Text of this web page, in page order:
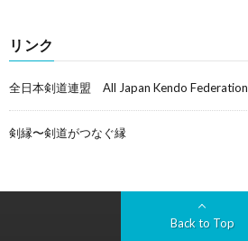
リンク
全日本剣道連盟 All Japan Kendo Federation
剣縁〜剣道がつなぐ縁
Back to Top